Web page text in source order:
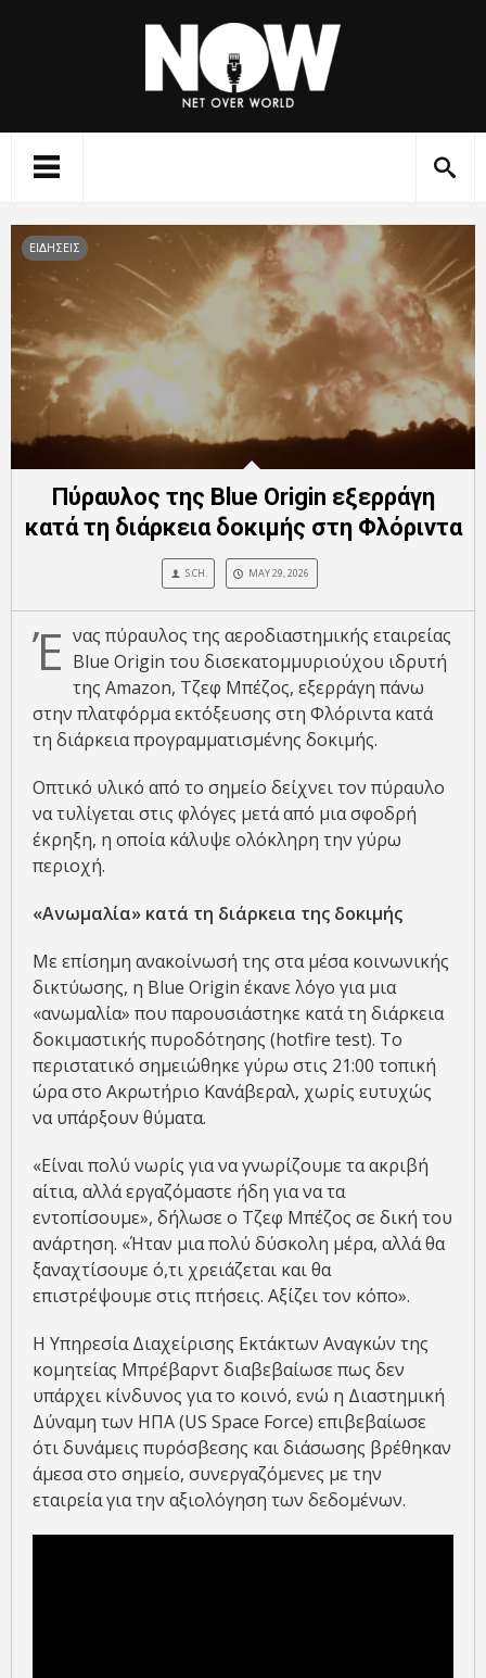
ΕΙΔΗΣΕΙΣ
Πύραυλος της Blue Origin εξερράγη
κατά τη διάρκεια δοκιμής στη Φλόριντα
S.CH. MAY 29, 2026
Έ νας πύραυλος της αεροδιαστημικής εταιρείας
Blue Origin του δισεκατομμυριούχου ιδρυτή
της Amazon, Τζεφ Μπέζος, εξερράγη πάνω
στην πλατφόρμα εκτόξευσης στη Φλόριντα κατά
τη διάρκεια προγραμματισμένης δοκιμής.
Οπτικό υλικό από το σημείο δείχνει τον πύραυλο
να τυλίγεται στις φλόγες μετά από μια σφοδρή
έκρηξη, η οποία κάλυψε ολόκληρη την γύρω
περιοχή.
«Ανωμαλία» κατά τη διάρκεια της δοκιμής
Με επίσημη ανακοίνωσή της στα μέσα κοινωνικής
δικτύωσης, η Blue Origin έκανε λόγο για μια
«ανωμαλία» που παρουσιάστηκε κατά τη διάρκεια
δοκιμαστικής πυροδότησης (hotfire test). Το
περιστατικό σημειώθηκε γύρω στις 21:00 τοπική
ώρα στο Ακρωτήριο Κανάβεραλ, χωρίς ευτυχώς
να υπάρξουν θύματα.
«Είναι πολύ νωρίς για να γνωρίζουμε τα ακριβή
αίτια, αλλά εργαζόμαστε ήδη για να τα
εντοπίσουμε», δήλωσε ο Τζεφ Μπέζος σε δική του
ανάρτηση. «Ήταν μια πολύ δύσκολη μέρα, αλλά θα
ξαναχτίσουμε ό,τι χρειάζεται και θα
επιστρέψουμε στις πτήσεις. Αξίζει τον κόπο».
Η Υπηρεσία Διαχείρισης Εκτάκτων Αναγκών της
κομητείας Μπρέβαρντ διαβεβαίωσε πως δεν
υπάρχει κίνδυνος για το κοινό, ενώ η Διαστημική
Δύναμη των ΗΠΑ (US Space Force) επιβεβαίωσε
ότι δυνάμεις πυρόσβεσης και διάσωσης βρέθηκαν
άμεσα στο σημείο, συνεργαζόμενες με την
εταιρεία για την αξιολόγηση των δεδομένων.